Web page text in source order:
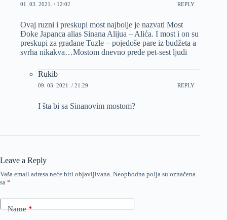
01. 03. 2021. / 12:02 REPLY
Ovaj ruzni i preskupi most najbolje je nazvati Most
Đoke Japanca alias Sinana Alijua – Alića. I most i on su
preskupi za građane Tuzle – pojedoše pare iz budžeta a
svrha nikakva…Mostom dnevno pređe pet-sest ljudi
Rukib
09. 03. 2021. / 21:29 REPLY
I šta bi sa Sinanovim mostom?
Leave a Reply
Vaša email adresa neće biti objavljivana. Neophodna polja su označena
sa *
Name*